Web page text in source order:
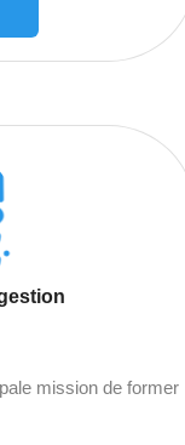
mission de former